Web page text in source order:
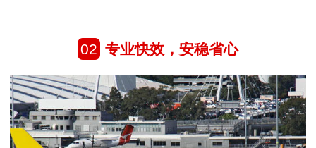
02 专业快效，安稳省心